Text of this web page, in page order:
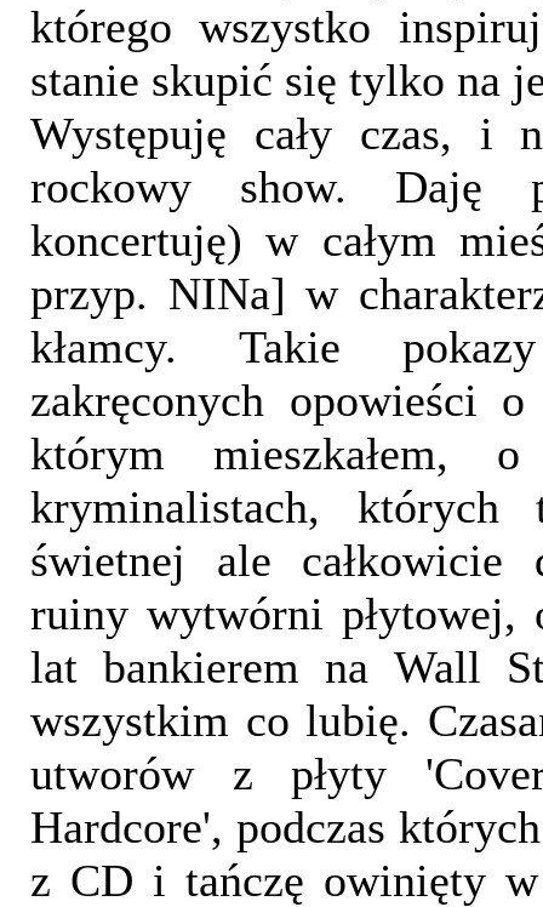
którego wszystko
stanie skupić się tylko na
Występuję cały czas, i
rockowy show. Daję
koncertuję) w całym
przyp. NINa] w
kłamcy. Takie
zakręconych opowieści
którym mieszkałem,
kryminalistach, których
świetnej ale całkowicie
ruiny wytwórni płytowej,
lat bankierem na Wall
wszystkim co lubię.
utworów z płyty
Hardcore', podczas
z CD i tańczę owinięty